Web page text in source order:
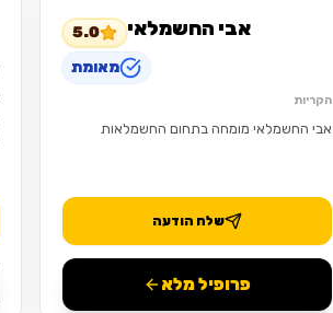
אבי החשמלאי
5.0
מאומת
הקריות
אבי החשמלאי מומחה בתחום החשמלאות
שלח הודעה
פרופיל מלא